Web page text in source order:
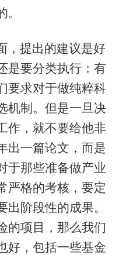
，提出的建议是好
是要分类执行：有
要求对于做纯粹科
机制。但是一旦决
作，就不要给他非
出一篇论文，而是
于那些准备做产业
严格的考核，要定
阶段性的成果。
的项目，那么我们
好，包括一些基金